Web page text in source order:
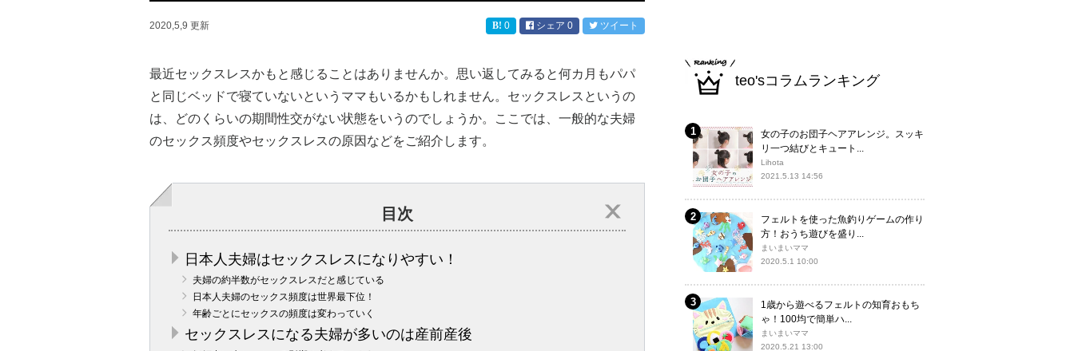
2020,5,9 更新 0 シェア 0 ツイート
最近セックスレスかもと感じることはありませんか。思い返してみると何カ月もパパ
と同じベッドで寝ていないというママもいるかもしれません。セックスレスというの
は、どのくらいの期間性交がない状態をいうのでしょうか。ここでは、一般的な夫婦
のセックス頻度やセックスレスの原因などをご紹介します。
目次
日本人夫婦はセックスレスになりやすい！
夫婦の約半数がセックスレスだと感じている
日本人夫婦のセックス頻度は世界最下位！
年齢ごとにセックスの頻度は変わっていく
セックスレスになる夫婦が多いのは産前産後
teo'sコラムランキング
女の子のお団子ヘアアレンジ。スッキ
リ一つ結びとキュート...
Lihota
2021.5.13 14:56
フェルトを使った魚釣りゲームの作り
方！おうち遊びを盛り...
まいまいママ
2020.5.1 10:00
1歳から遊べるフェルトの知育おもち
ゃ！100均で簡単ハ...
まいまいママ
2020.5.21 13:00